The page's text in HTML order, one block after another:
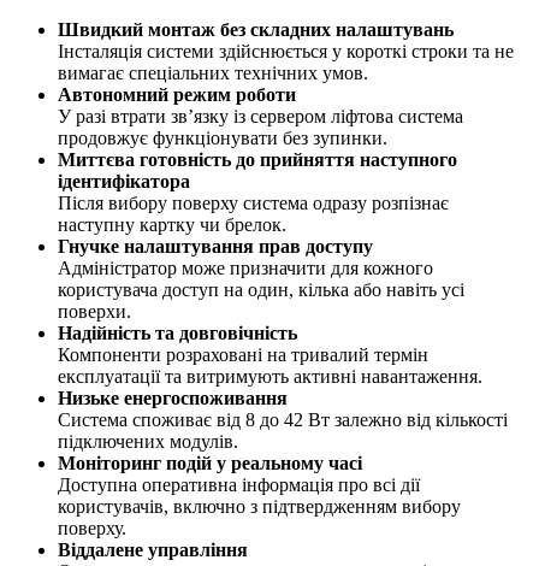
Швидкий монтаж без складних налаштувань
Інсталяція системи здійснюється у короткі строки та не
вимагає спеціальних технічних умов.
Автономний режим роботи
У разі втрати зв’язку із сервером ліфтова система
продовжує функціонувати без зупинки.
Миттєва готовність до прийняття наступного
ідентифікатора
Після вибору поверху система одразу розпізнає
наступну картку чи брелок.
Гнучке налаштування прав доступу
Адміністратор може призначити для кожного
користувача доступ на один, кілька або навіть усі
поверхи.
Надійність та довговічність
Компоненти розраховані на тривалий термін
експлуатації та витримують активні навантаження.
Низьке енергоспоживання
Система споживає від 8 до 42 Вт залежно від кількості
підключених модулів.
Моніторинг подій у реальному часі
Доступна оперативна інформація про всі дії
користувачів, включно з підтвердженням вибору
поверху.
Віддалене управління